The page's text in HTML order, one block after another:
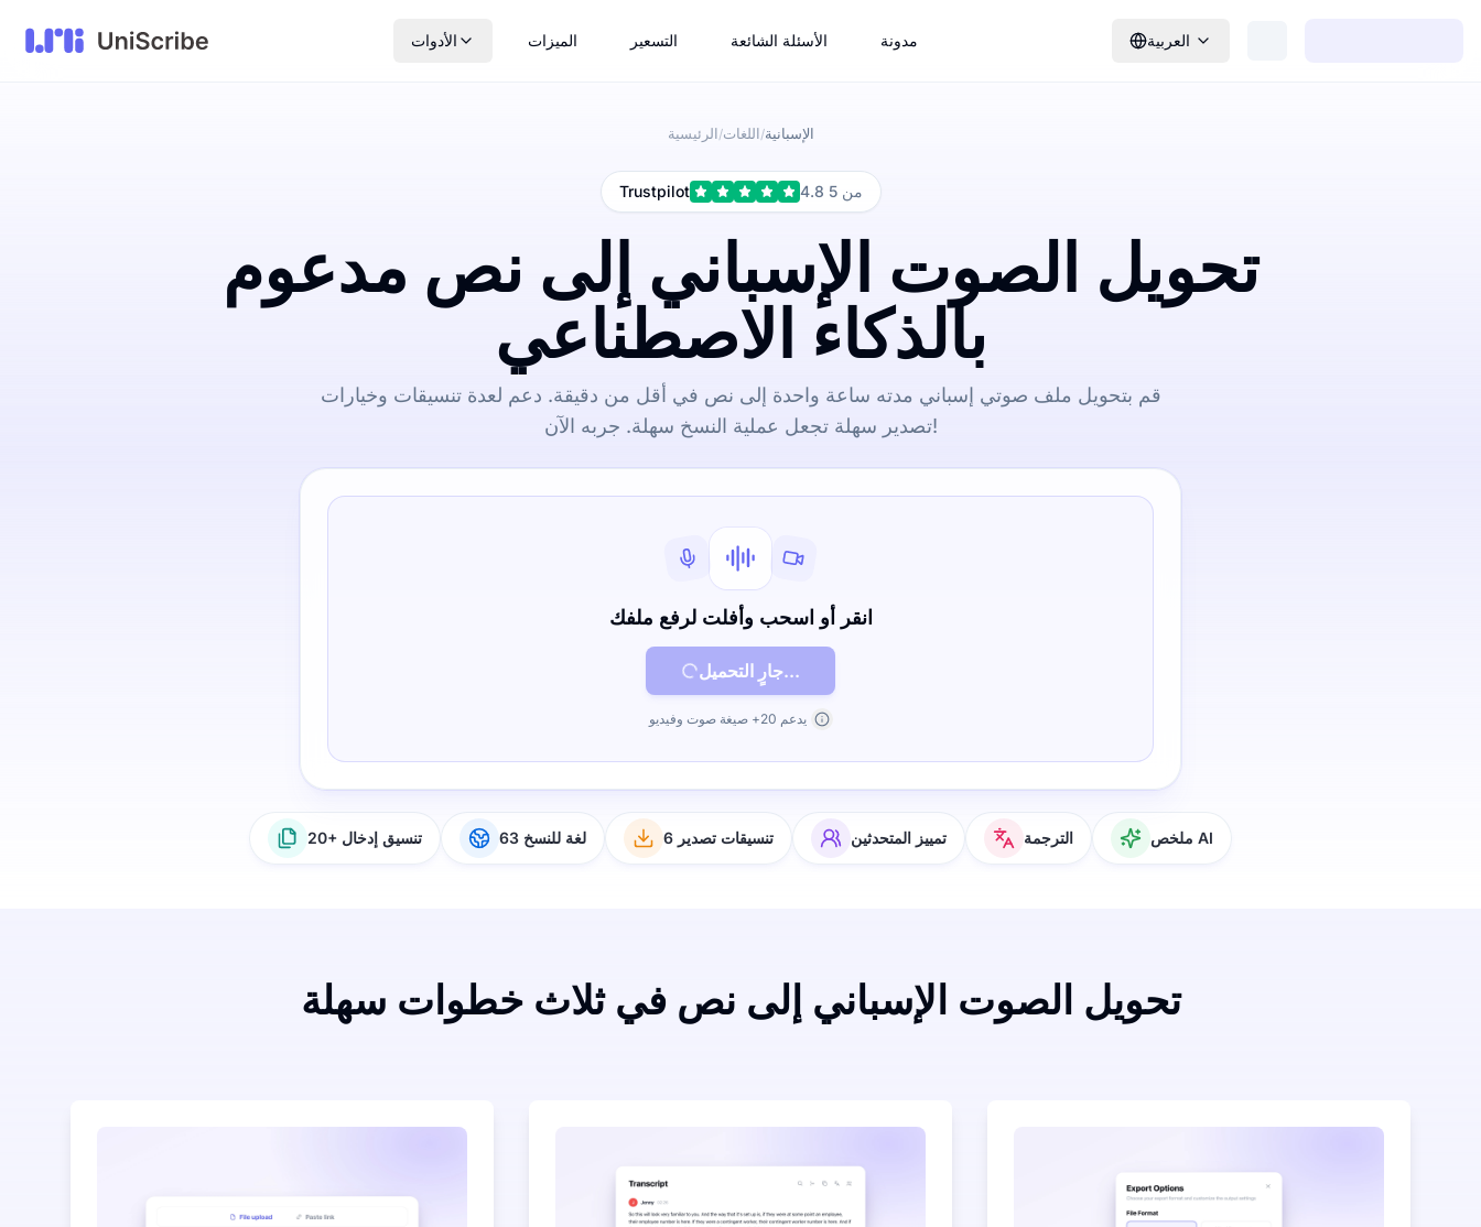
الأدوات الميزات التسعير الأسئلة الشائعة مدونة العربية
الرئيسية/اللغات/الإسبانية
Trustpilot 4.8 من 5
تحويل الصوت الإسباني إلى نص مدعوم
بالذكاء الاصطناعي
قم بتحويل ملف صوتي إسباني مدته ساعة واحدة إلى نص في أقل من دقيقة. دعم لعدة تنسيقات وخيارات
تصدير سهلة تجعل عملية النسخ سهلة. جربه الآن!
انقر أو اسحب وأفلت لرفع ملفك
جارٍ التحميل...
يدعم 20+ صيغة صوت وفيديو
20+ تنسيق إدخال 63 لغة للنسخ 6 تنسيقات تصدير تمييز المتحدثين الترجمة ملخص AI
تحويل الصوت الإسباني إلى نص في ثلاث خطوات سهلة